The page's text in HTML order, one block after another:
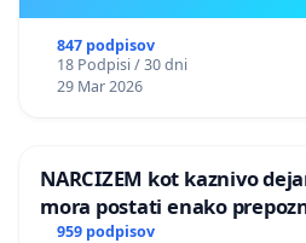
847 podpisov
18 Podpisi / 30 dni
29 Mar 2026
NARCIZEM kot kaznivo
mora postati enako
nasilje
959 podpisov